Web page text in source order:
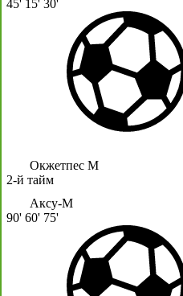
45' 15' 30'
Окжетпес М
2-й тайм
Аксу-М
90' 60' 75'